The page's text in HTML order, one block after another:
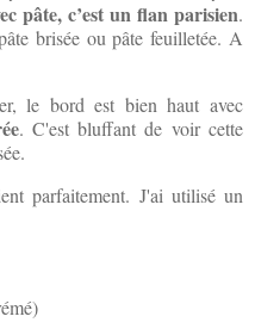
pâte, c’est un flan parisien.
brisée ou pâte feuilletée. A
le bord est bien haut avec
. C'est bluffant de voir cette
parfaitement. J'ai utilisé un